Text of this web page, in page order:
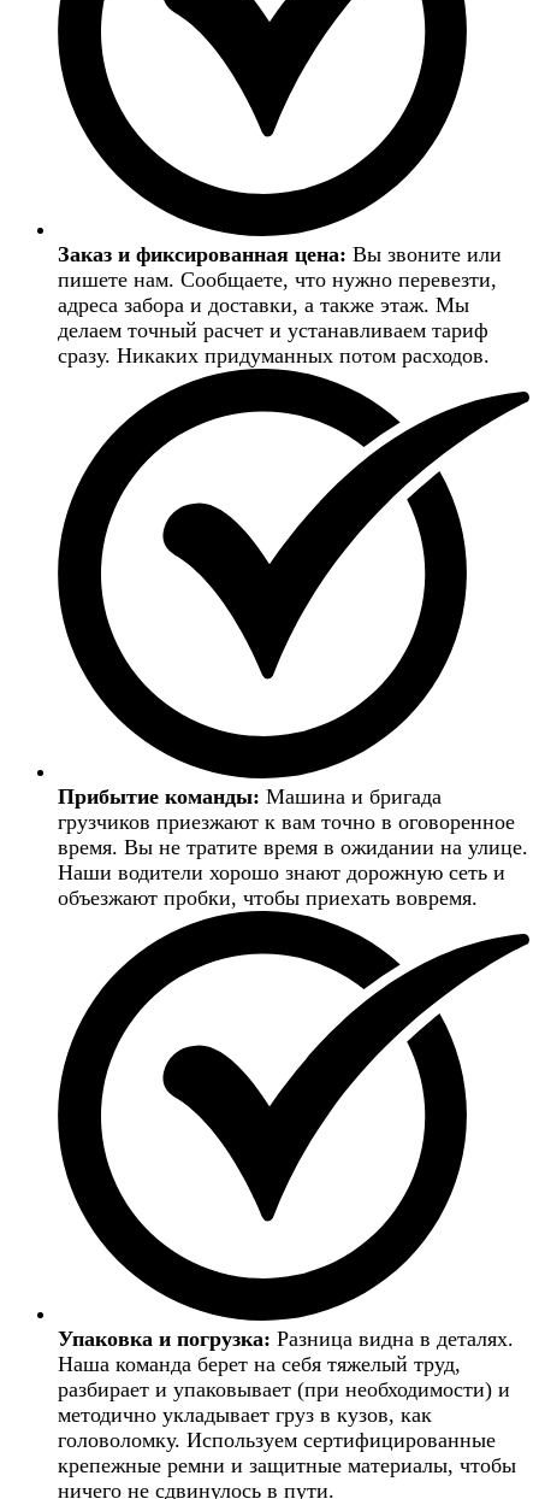
Заказ и фиксированная цена: Вы звоните или
пишете нам. Сообщаете, что нужно перевезти,
адреса забора и доставки, а также этаж. Мы
делаем точный расчет и устанавливаем тариф
сразу. Никаких придуманных потом расходов.
Прибытие команды: Машина и бригада
грузчиков приезжают к вам точно в оговоренное
время. Вы не тратите время в ожидании на улице.
Наши водители хорошо знают дорожную сеть и
объезжают пробки, чтобы приехать вовремя.
Упаковка и погрузка: Разница видна в деталях.
Наша команда берет на себя тяжелый труд,
разбирает и упаковывает (при необходимости) и
методично укладывает груз в кузов, как
головоломку. Используем сертифицированные
крепежные ремни и защитные материалы, чтобы
ничего не сдвинулось в пути.